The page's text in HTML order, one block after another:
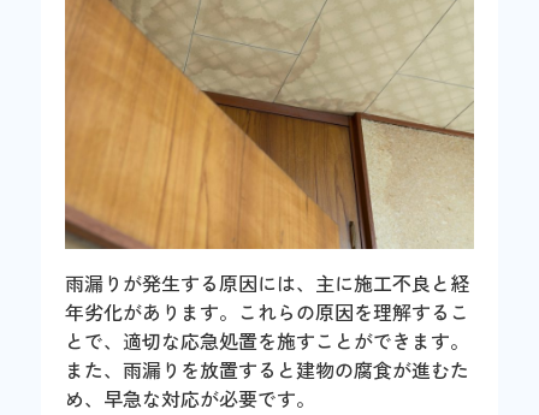
雨漏りが発生する原因には、主に施工不良と経
年劣化があります。これらの原因を理解するこ
とで、適切な応急処置を施すことができます。
また、雨漏りを放置すると建物の腐食が進むた
め、早急な対応が必要です。